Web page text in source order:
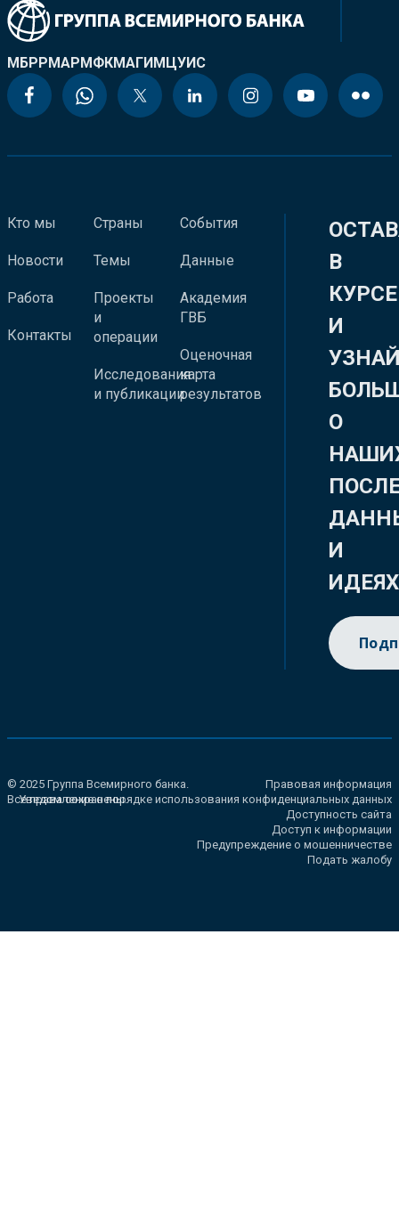
МБРРМАРМФКМАГИМЦУИС
Кто мы
Новости
Работа
Контакты
Страны
Темы
Проекты
и
операции
Исследования
и публикации
События
Данные
Академия
ГВБ
Оценочная
карта
результатов
В
КУРСЕ
И
О
И
ИДЕЯХ
© 2025 Группа Всемирного банка.
Все права сохранены.
Правовая информация
Уведомление о порядке использования конфиденциальных данных
Доступность сайта
Доступ к информации
Предупреждение о мошенничестве
Подать жалобу